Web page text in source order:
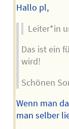
Hallo pl,
Leiter*in
Das ist ein
wird!
Schönen
Wenn man
man selber